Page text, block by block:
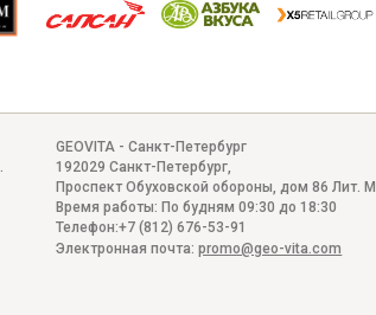
GEOVITA - Санкт-Петербург
192029 Санкт-Петербург
Проспект Обуховской обороны, дом 86 Лит. М
Время работы:По будням 09:30 до 18:30
Телефон:+7 (812) 676-53-91
Электронная почта:promo@geo-vita.com